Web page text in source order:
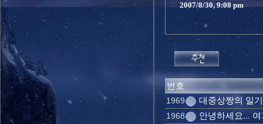
2007/8/30, 9:08 pm
번호
1969 대중상짱의 일기
1968 안녕하세요...